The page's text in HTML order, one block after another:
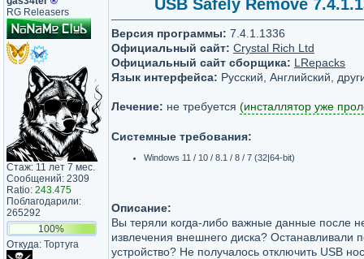
RG Releasers
Стаж: 11 лет 7 мес.
Сообщений: 2309
Ratio: 243.475
Поблагодарили:
265292
100%
Откуда: Тортуга
USB Safely Remove
Версия программы: 7.4.1.1336
Официальный сайт: Crystal Rich Ltd
Официальный сайт сборщика: LRepacks
Язык интерфейса: Русский, Английский,
Лечение: не требуется (инсталлятор уже
Системные требования:
Windows 11 / 10 / 8.1 / 8 / 7 (32|64-bit)
Описание:
Вы теряли когда-либо важные данные после
извлечения внешнего диска? Останавливали
устройство? Не получалось отключить USB